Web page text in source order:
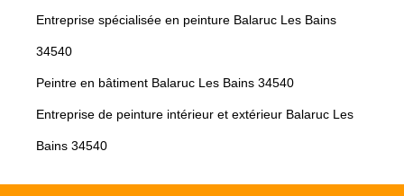
Entreprise spécialisée en peinture Balaruc Les Bains
34540
Peintre en bâtiment Balaruc Les Bains 34540
Entreprise de peinture intérieur et extérieur Balaruc Les
Bains 34540